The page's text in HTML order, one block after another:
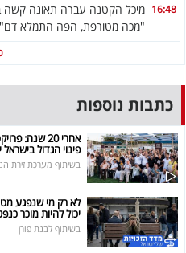
16:48 מיכל הקטנה עברה תאונה קשה
"מכה מטורפת, הפה התמלא דם"
כתבות נוספות
אחרי 20 שנה:
פינוי הגדול בישראל
בשיתוף מערכת זירת
לא רק מי שנפגע
יכול להיות מוכר
בשיתוף לבנת פורן